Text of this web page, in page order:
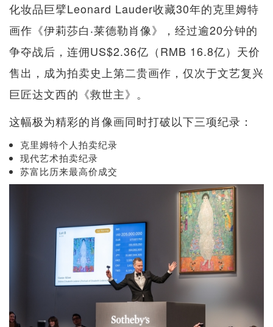
化妆品巨擘Leonard Lauder收藏30年的克里姆特
画作《伊莉莎白‧莱德勒肖像》，经过逾20分钟的
争夺战后，连佣US$2.36亿（RMB 16.8亿）天价
售出，成为拍卖史上第二贵画作，仅次于文艺复兴
巨匠达文西的《救世主》。
这幅极为精彩的肖像画同时打破以下三项纪录：
克里姆特个人拍卖纪录
现代艺术拍卖纪录
苏富比历来最高价成交